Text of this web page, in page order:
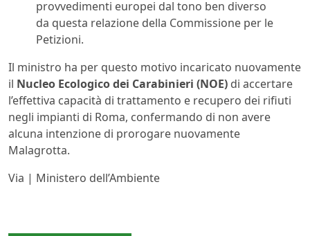
provvedimenti europei dal tono ben diverso
da questa relazione della Commissione per le
Petizioni.
Il ministro ha per questo motivo incaricato nuovamente
il Nucleo Ecologico dei Carabinieri (NOE) di accertare
l’effettiva capacità di trattamento e recupero dei rifiuti
negli impianti di Roma, confermando di non avere
alcuna intenzione di prorogare nuovamente
Malagrotta.
Via | Ministero dell’Ambiente